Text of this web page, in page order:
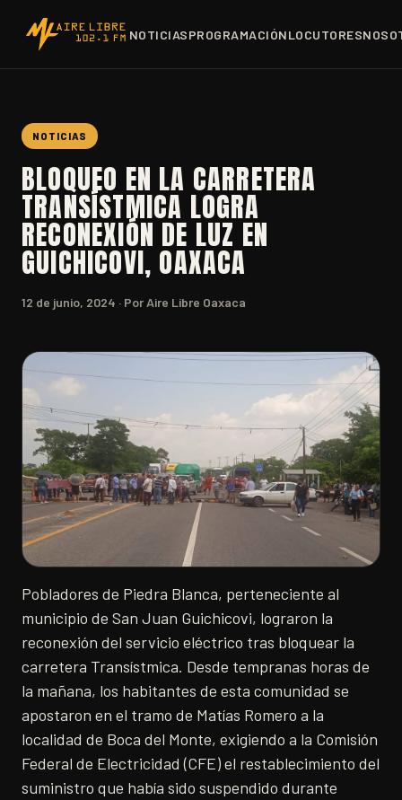
NOTICIASPROGRAMACIÓNLOCUTORES
NOTICIAS
BLOQUEO EN LA CARRETERA
TRANSÍSTMICA LOGRA
RECONEXIÓN DE LUZ EN
GUICHICOVI, OAXACA
12 de junio, 2024 · Por Aire Libre Oaxaca
Pobladores de Piedra Blanca, perteneciente al
municipio de San Juan Guichicovi, lograron la
reconexión del servicio eléctrico tras bloquear la
carretera Transístmica. Desde tempranas horas de
la mañana, los habitantes de esta comunidad se
apostaron en el tramo de Matías Romero a la
localidad de Boca del Monte, exigiendo a la Comisión
Federal de Electricidad (CFE) el restablecimiento del
suministro que había sido suspendido durante